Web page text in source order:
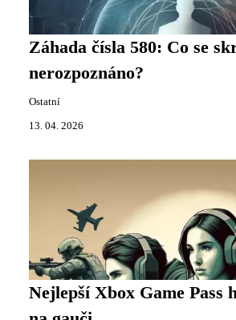
Záhada čísla 580: Co se
nerozpoznáno?
Ostatní
13. 04. 2026
Nejlepší Xbox Game Pass